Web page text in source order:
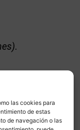
las cookies para
de estas
de navegación o las